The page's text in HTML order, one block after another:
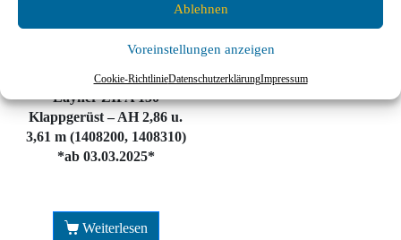
Ablehnen
Voreinstellungen anzeigen
Cookie-RichtlinieDatenschutzerklärungImpressum
150 Klappgerüst, Zifa
Layher ZIFA 150
Klappgerüst – AH 2,86 u.
3,61 m (1408200, 1408310)
*ab 03.03.2025*
Weiterlesen